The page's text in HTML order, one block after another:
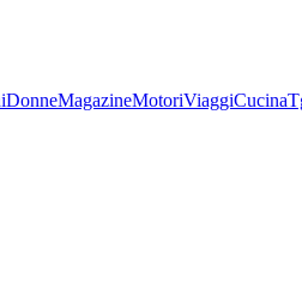
DonneMagazineMotoriViaggiCucina